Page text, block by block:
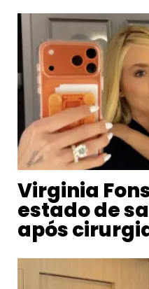
Virginia
estado de
após